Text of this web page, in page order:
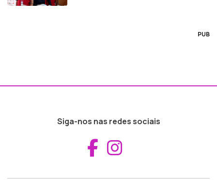
PUB
Siga-nos nas redes sociais
Aceder ao